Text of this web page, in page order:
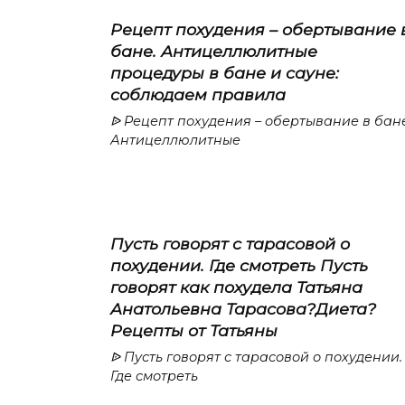
Рецепт похудения – обертывание
бане. Антицеллюлитные
процедуры в бане и сауне:
соблюдаем правила
ᐉ Рецепт похудения – обертывание в
Антицеллюлитные
Пусть говорят с тарасовой о
похудении. Где смотреть Пусть
говорят как похудела Татьяна
Анатольевна Тарасова?Диета?
Рецепты от Татьяны
ᐉ Пусть говорят с тарасовой о похудении.
Где смотреть